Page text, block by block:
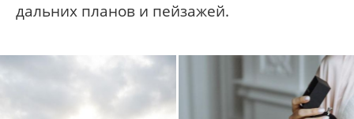
дальних планов и пейзажей.